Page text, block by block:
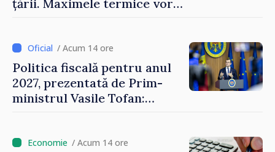
țării. Maximele termice vor
/ Acum 14 ore
Politica fiscală pentru anul
2027, prezentată de Prim-
ministrul Vasile Tofan:
taxare mai echitabilă
/ Acum 14 ore